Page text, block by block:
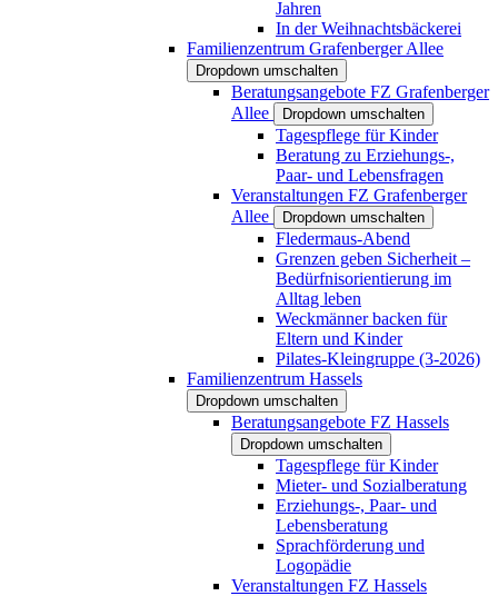
Jahren
In der Weihnachtsbäckerei
Familienzentrum Grafenberger Allee
Dropdown umschalten
Beratungsangebote FZ Grafenberger
Allee
Dropdown umschalten
Tagespflege für Kinder
Beratung zu Erziehungs-,
Paar- und Lebensfragen
Veranstaltungen FZ Grafenberger
Allee
Dropdown umschalten
Fledermaus-Abend
Grenzen geben Sicherheit –
Bedürfnisorientierung im
Alltag leben
Weckmänner backen für
Eltern und Kinder
Pilates-Kleingruppe (3-2026)
Familienzentrum Hassels
Dropdown umschalten
Beratungsangebote FZ Hassels
Dropdown umschalten
Tagespflege für Kinder
Mieter- und Sozialberatung
Erziehungs-, Paar- und
Lebensberatung
Sprachförderung und
Logopädie
Veranstaltungen FZ Hassels